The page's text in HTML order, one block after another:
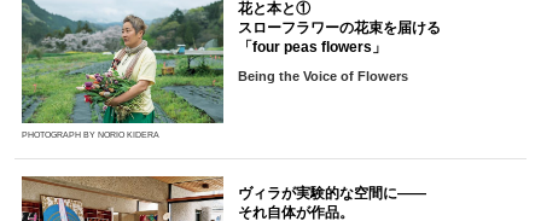
PHOTOGRAPH BY NORIO KIDERA
花と本と①
スローフラワーの花束を届ける
「four peas flowers」
Being the Voice of Flowers
ヴィラが実験的な空間に――
それ自体が作品。